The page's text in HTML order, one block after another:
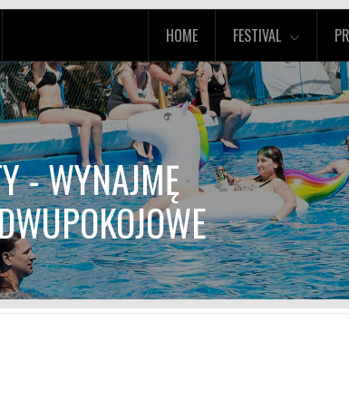
HOME FESTIVAL
- WYNAJMĘ